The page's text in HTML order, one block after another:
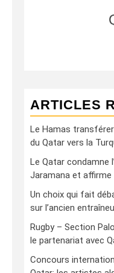
ARTICLES
Le Hamas
du Qatar vers la
Le Qatar condamne
Jaramana et affirme
Un choix qui fait
sur l’ancien
Rugby – Section
le partenariat avec
Concours